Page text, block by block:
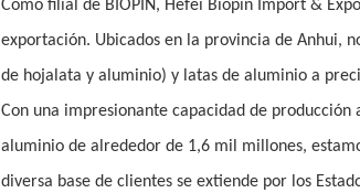
Como filial de BIOPIN, Hefei Biopin Import &
exportación. Ubicados en la provincia de Anhui,
de hojalata y aluminio) y latas de aluminio a
Con una impresionante capacidad de
aluminio de alrededor de 1,6 mil millones,
diversa base de clientes se extiende por los